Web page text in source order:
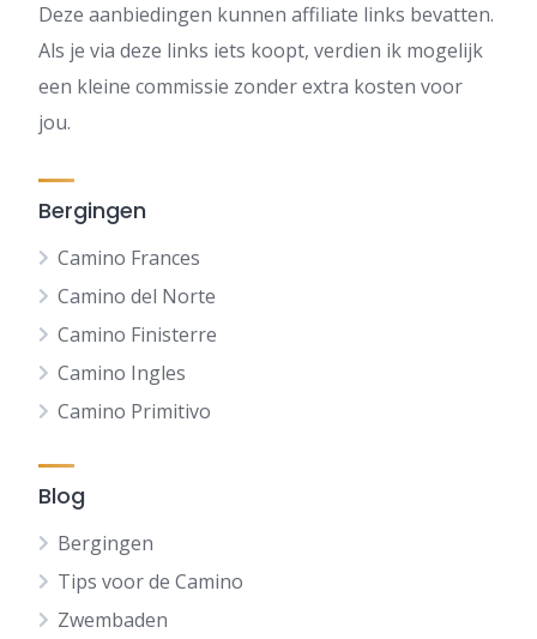
Deze aanbiedingen kunnen affiliate links bevatten.
Als je via deze links iets koopt, verdien ik mogelijk
een kleine commissie zonder extra kosten voor
jou.
Bergingen
Camino Frances
Camino del Norte
Camino Finisterre
Camino Ingles
Camino Primitivo
Blog
Bergingen
Tips voor de Camino
Zwembaden